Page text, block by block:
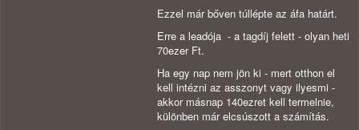
Ezzel már bőven túllépte az áfa határt.
Erre a leadója - a tagdíj felett - olyan heti
70ezer Ft.
Ha egy nap nem jön ki - mert otthon el
kell intézni az asszonyt vagy ilyesmi -
akkor másnap 140ezret kell termelnie,
különben már elcsúszott a számítás.